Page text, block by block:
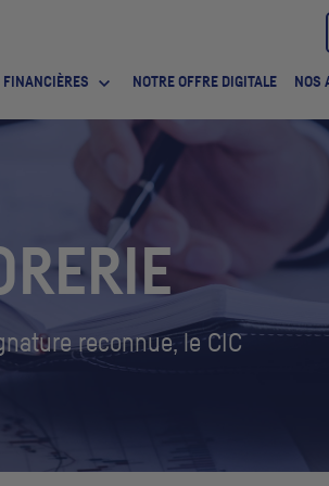
FINANCIÈRES NOTRE OFFRE DIGITALE NOS
reconnue, leCIC